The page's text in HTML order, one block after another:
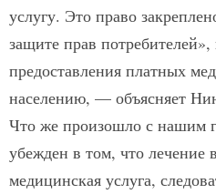
услугу. Это право
защите прав
предоставления платных
населению, — объясняет
Что же произошло с нашим
убежден в том, что лечение
медицинская услуга,